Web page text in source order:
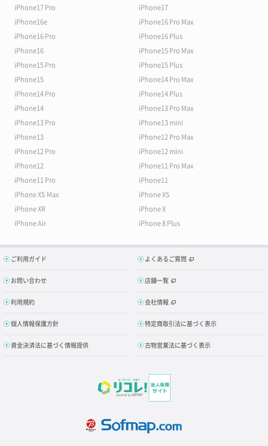
iPhone17 Pro
iPhone17
iPhone16e
iPhone16 Pro Max
iPhone16 Pro
iPhone16 Plus
iPhone16
iPhone15 Pro Max
iPhone15 Pro
iPhone15 Plus
iPhone15
iPhone14 Pro Max
iPhone14 Pro
iPhone14 Plus
iPhone14
iPhone13 Pro Max
iPhone13 Pro
iPhone13 mini
iPhone13
iPhone12 Pro Max
iPhone12 Pro
iPhone12 mini
iPhone12
iPhone11 Pro Max
iPhone11 Pro
iPhone11
iPhone XS Max
iPhone XS
iPhone XR
iPhone X
iPhone Air
iPhone 8 Plus
ご利用ガイド よくあるご質問
お問い合わせ 店舗一覧
利用規約 会社情報
個人情報保護方針 特定商取引法に基づく表示
資金決済法に基づく情報提供 古物営業法に基づく表示